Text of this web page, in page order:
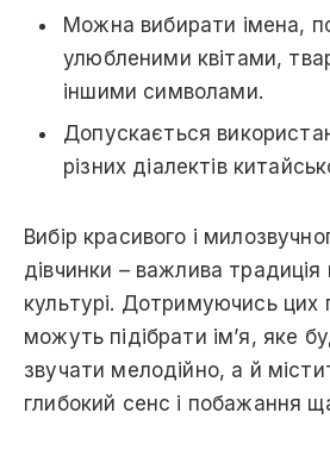
Можна вибирати імена,
улюбленими квітами,
іншими символами.
Допускається
різних діалектів
Вибір красивого і
дівчинки – важлива традиція
культурі. Дотримуючись цих
можуть підібрати ім’я, яке
звучати мелодійно, а й
глибокий сенс і побажання